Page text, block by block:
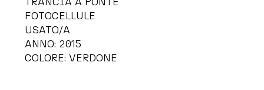
FOTOCELLULE
USATO/A
ANNO: 2015
COLORE: VERDONE